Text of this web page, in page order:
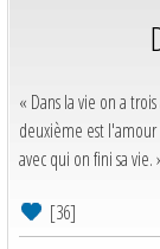
« Dans la vie on a
deuxième est
avec qui on fini sa vie.
[36]